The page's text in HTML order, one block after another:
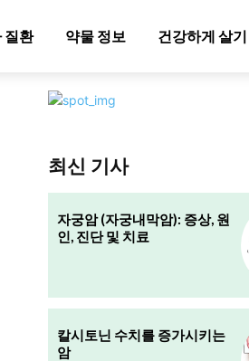
질환 약물 정보 건강하게 살기
최신 기사
자궁암 (자궁내막암): 증상, 원
인, 진단 및 치료
칼시토닌 수치를 증가시키는
암